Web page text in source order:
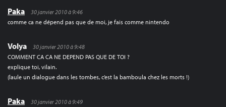
Paka
30 janvier 2010 à 9:46
comme ca ne dépend pas que de moi, je fais comme nintendo
Volya
30 janvier 2010 à 9:48
COMMENT CA CA NE DEPEND PAS QUE DE TOI ?
explique toi, vilain.
(laule un dialogue dans les tombes, c’est la bamboula chez les morts !)
Paka
30 janvier 2010 à 9:49